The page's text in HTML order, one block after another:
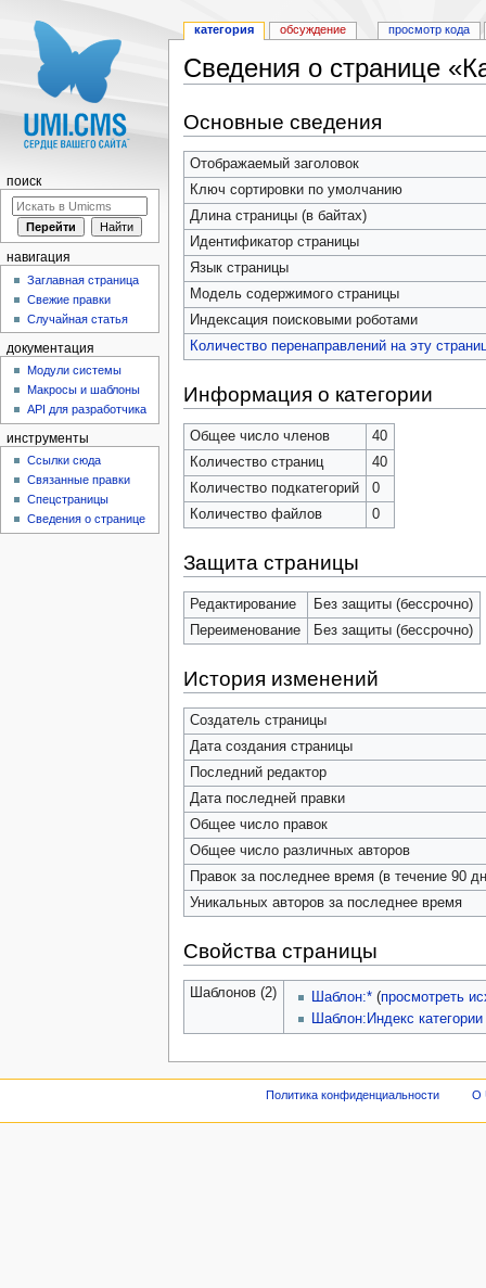
Сведения о странице
Основные сведения
Отображаемый заголовок
Ключ сортировки по умолчанию
Длина страницы (в байтах)
Идентификатор страницы
Язык страницы
Модель содержимого страницы
Индексация поисковыми роботами
Количество перенаправлений на эту
Информация о категории
Общее число членов
40
Количество страниц
40
Количество подкатегорий
0
Количество файлов
0
Защита страницы
Редактирование
Без защиты (бессрочно)
Переименование
Без защиты (бессрочно)
История изменений
Создатель страницы
Дата создания страницы
Последний редактор
Дата последней правки
Общее число правок
Общее число различных авторов
Правок за последнее время (в течение 90
Уникальных авторов за последнее время
Свойства страницы
Шаблонов (2) Шаблон:* (просмотреть
Шаблон:Индекс категории
категория обсуждение просмотр кода
поиск
навигация
Заглавная страница
Свежие правки
Случайная статья
документация
Модули системы
Макросы и шаблоны
API для разработчика
инструменты
Ссылки сюда
Связанные правки
Спецстраницы
Сведения о странице
Политика конфиденциальности О